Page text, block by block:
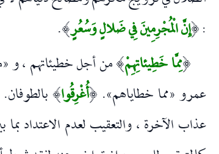
:
(إِنَّ الْمُجْرِمِينَ فِي ضَلالٍ وَسُعُرٍ)
.
(مِمَّا خَطِيئاتِهِمْ)من أجل خطيئاتهم ، و
عمرو «مما خطاياهم». (أُغْرِقُوا) بالطوفان.
عذاب الآخرة ، والتعقيب لعدم الاعتداد